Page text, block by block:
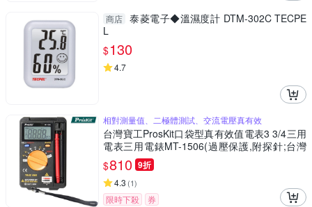
商店 泰菱電子◆溫濕度計 DTM-302C TECPE
L
$130
4.7
相對測量值、二極體測試、交流電壓真有效
台灣寶工ProsKit口袋型真有效值電表3 3/4三用
電表三用電錶MT-1506(過壓保護,附探針;台灣
公司貨,享1年保固)迷你電表攜帶型電錶 量交流
電壓二極體電阻電容
$810 9折
4.3 (1)
限時下殺 券